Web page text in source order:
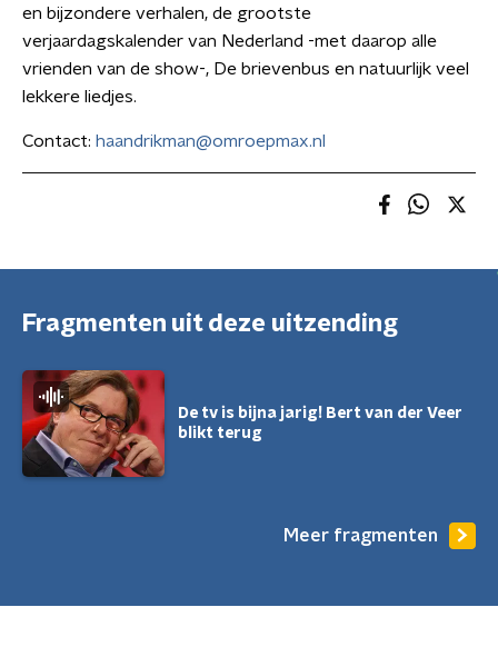
en bijzondere verhalen, de grootste
verjaardagskalender van Nederland -met daarop alle
vrienden van de show-, De brievenbus en natuurlijk veel
lekkere liedjes.
Contact: haandrikman@omroepmax.nl
Fragmenten uit deze uitzending
De tv is bijna jarig! Bert van der Veer
blikt terug
Meer fragmenten